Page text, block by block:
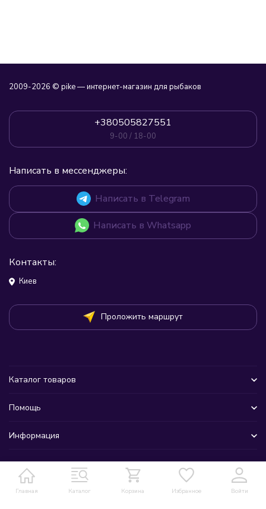
Главная Каталог Корзина Избранное Войти
2009-2026 © pike — интернет-магазин для рыбаков
+380505827551
9-00 / 18-00
Написать в мессенджеры:
Написать в Telegram
Написать в Whatsapp
Контакты:
Киев
Проложить маршрут
Каталог товаров
Помощь
Информация